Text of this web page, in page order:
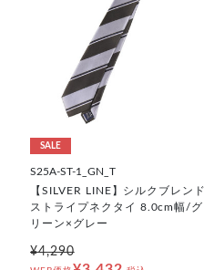
SALE
S25A-ST-1_GN_T
【SILVER LINE】シルクブレンド
ストライプネクタイ 8.0cm幅/グ
リーン×グレー
¥4,290